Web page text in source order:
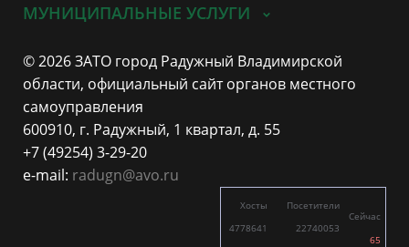
МУНИЦИПАЛЬНЫЕ УСЛУГИ
© 2026 ЗАТО город Радужный Владимирской
области, официальный сайт органов местного
самоуправления
600910, г. Радужный, 1 квартал, д. 55
+7 (49254) 3-29-20
e-mail: radugn@avo.ru
Хосты
4778641
Посетители
22740053
Сейчас
65